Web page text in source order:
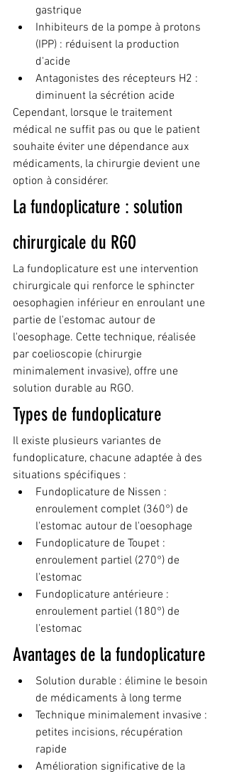
gastrique
Inhibiteurs de la pompe à protons
(IPP) : réduisent la production
d'acide
Antagonistes des récepteurs H2 :
diminuent la sécrétion acide
Cependant, lorsque le traitement
médical ne suffit pas ou que le patient
souhaite éviter une dépendance aux
médicaments, la chirurgie devient une
option à considérer.
La fundoplicature : solution
chirurgicale du RGO
La fundoplicature est une intervention
chirurgicale qui renforce le sphincter
oesophagien inférieur en enroulant une
partie de l'estomac autour de
l'oesophage. Cette technique, réalisée
par coelioscopie (chirurgie
minimalement invasive), offre une
solution durable au RGO.
Types de fundoplicature
Il existe plusieurs variantes de
fundoplicature, chacune adaptée à des
situations spécifiques :
Fundoplicature de Nissen :
enroulement complet (360°) de
l'estomac autour de l'oesophage
Fundoplicature de Toupet :
enroulement partiel (270°) de
l'estomac
Fundoplicature antérieure :
enroulement partiel (180°) de
l'estomac
Avantages de la fundoplicature
Solution durable : élimine le besoin
de médicaments à long terme
Technique minimalement invasive :
petites incisions, récupération
rapide
Amélioration significative de la